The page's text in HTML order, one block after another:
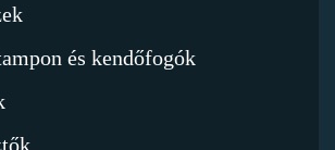
és kendőfogók